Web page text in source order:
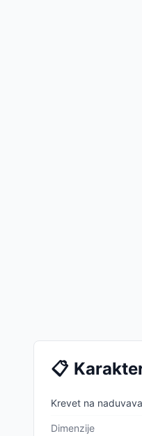
📋
Krevet na
Dimenzije